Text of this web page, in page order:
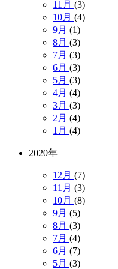
11月 (3)
10月 (4)
9月 (1)
8月 (3)
7月 (3)
6月 (3)
5月 (3)
4月 (4)
3月 (3)
2月 (4)
1月 (4)
2020年
12月 (7)
11月 (3)
10月 (8)
9月 (5)
8月 (3)
7月 (4)
6月 (7)
5月 (3)